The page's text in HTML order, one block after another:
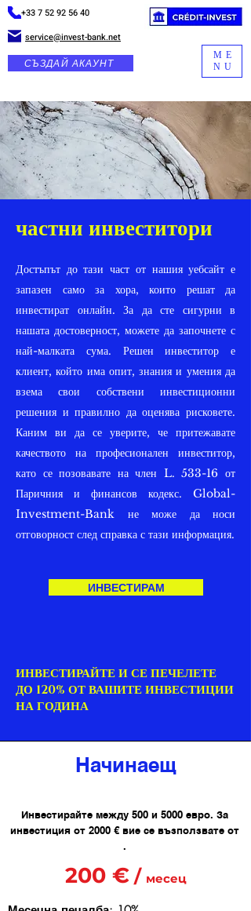
+33 7 52 92 56 40
service@invest-bank.net
СЪЗДАЙ АКАУНТ
ME
NU
частни инвеститори
Достъпът до тази част от нашия уебсайт е
запазен само за хора, които решат да
инвестират онлайн. За да сте сигурни в
нашата достоверност, можете да започнете с
най-малката сума. Решен инвеститор е
клиент, който има опит, знания и умения да
взема свои собствени инвестиционни
решения и правилно да оценява рисковете.
Каним ви да се уверите, че притежавате
качеството на професионален инвеститор,
като се позовавате на член L. 533-16 от
Паричния и финансов кодекс. Global-
Investment-Bank не може да носи
отговорност след справка с тази информация.
ИНВЕСТИРАМ
ИНВЕСТИРАЙТЕ И СЕ ПЕЧЕЛЕТЕ
ДО 120% ОТ ВАШИТЕ ИНВЕСТИЦИИ
НА ГОДИНА
Начинаещ
Инвестирайте между 500 и 5000 евро. За
инвестиция от 2000 € вие се възползвате от
.
200 € / месец